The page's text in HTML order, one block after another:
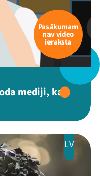
Pasākumam
nav video
ieraksta
mediji, kas
LV